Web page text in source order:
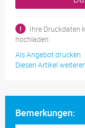
!
Ihre Druckdaten
hochladen.
Als Angebot drucken
Diesen Artikel
Bemerkungen: